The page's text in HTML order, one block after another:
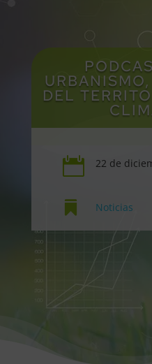
DEL
 22 de
 Noticias